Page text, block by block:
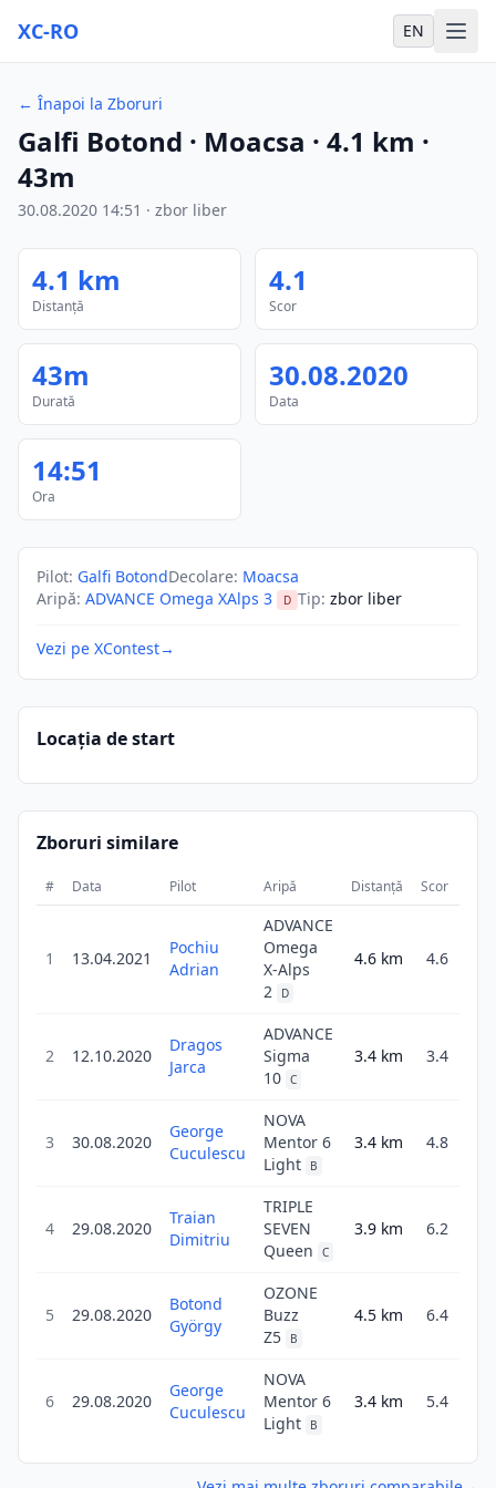
XC-RO EN
← Înapoi la Zboruri
Galfi Botond · Moacsa · 4.1 km ·
43m
30.08.2020 14:51 · zbor liber
4.1 km
Distanță
4.1
Scor
43m
Durată
30.08.2020
Data
14:51
Ora
Pilot: Galfi BotondDecolare: Moacsa
Aripă: ADVANCE Omega XAlps 3 D Tip: zbor liber
Vezi pe XContest→
Locația de start
Zboruri similare
# Data Pilot Aripă Distanță Scor
1 13.04.2021
Pochiu
Adrian
ADVANCE
Omega
X-Alps
2
D
4.6 km 4.6
2 12.10.2020
Dragos
Jarca
ADVANCE
Sigma
10 C
3.4 km 3.4
3 30.08.2020
George
Cuculescu
NOVA
Mentor 6
Light
B
3.4 km 4.8
4 29.08.2020
Traian
Dimitriu
TRIPLE
SEVEN
Queen
C
3.9 km 6.2
5 29.08.2020
Botond
György
OZONE
Buzz
Z5
B
4.5 km 6.4
6 29.08.2020
George
Cuculescu
NOVA
Mentor 6
Light
B
3.4 km 5.4